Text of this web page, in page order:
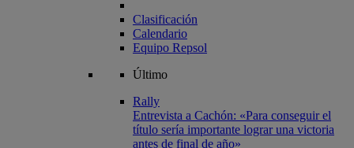
Clasificación
Calendario
Equipo Repsol
Último
Rally
Entrevista a Cachón: «Para conseguir el
título sería importante lograr una victoria
antes de final de año»